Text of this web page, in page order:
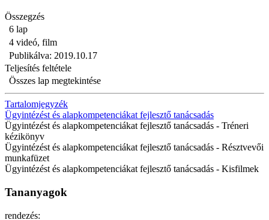
Összegzés
6 lap
4 videó, film
Publikálva: 2019.10.17
Teljesítés feltétele
Összes lap megtekintése
Tartalomjegyzék
Ügyintézést és alapkompetenciákat fejlesztő tanácsadás
Ügyintézést és alapkompetenciákat fejlesztő tanácsadás - Tréneri
kézikönyv
Ügyintézést és alapkompetenciákat fejlesztő tanácsadás - Résztvevői
munkafüzet
Ügyintézést és alapkompetenciákat fejlesztő tanácsadás - Kisfilmek
Tananyagok
rendezés: